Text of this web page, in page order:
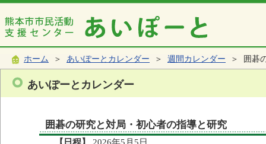
ホーム ＞ あいぽーとカレンダー ＞ 週間カレンダー ＞ 囲碁
あいぽーとカレンダー
囲碁の研究と対局・初心者の指導と研究
【日程】
2026年5月5日